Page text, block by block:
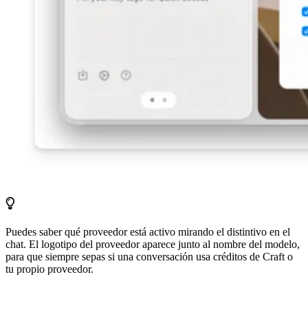
Puedes saber qué proveedor está activo mirando el distintivo en el
chat. El logotipo del proveedor aparece junto al nombre del modelo,
para que siempre sepas si una conversación usa créditos de Craft o
tu propio proveedor.